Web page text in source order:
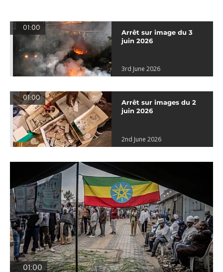
01:00
Arrêt sur image du 3
juin 2026
3rd June 2026
01:00
Arrêt sur images du 2
juin 2026
2nd June 2026
01:00